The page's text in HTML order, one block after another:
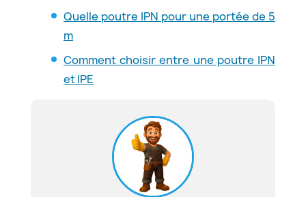
Quelle poutre IPN pour une portée de 5
m
Comment choisir entre une poutre IPN
et IPE